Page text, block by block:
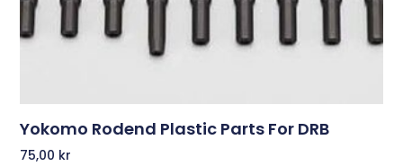
Yokomo Rodend Plastic Parts For DRB
75,00 kr